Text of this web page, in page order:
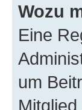
Wozu
Eine
um